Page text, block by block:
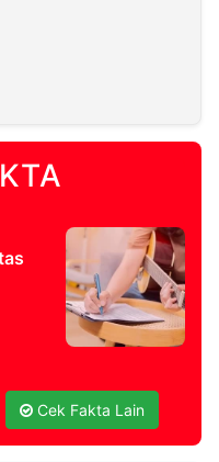
Cek Fakta Lain